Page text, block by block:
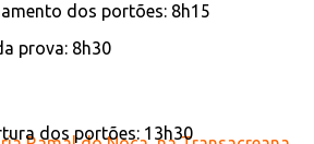
dos portões: 8h15
prova: 8h30
dos portões: 13h30